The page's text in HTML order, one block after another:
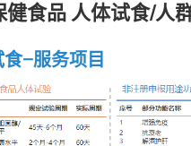
健食品 人体试食/人
食-服务项目